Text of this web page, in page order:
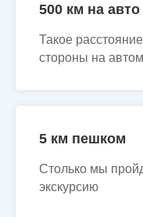
500 км на авто
Такое
стороны на
5 км пешком
Столько мы
экскурсию